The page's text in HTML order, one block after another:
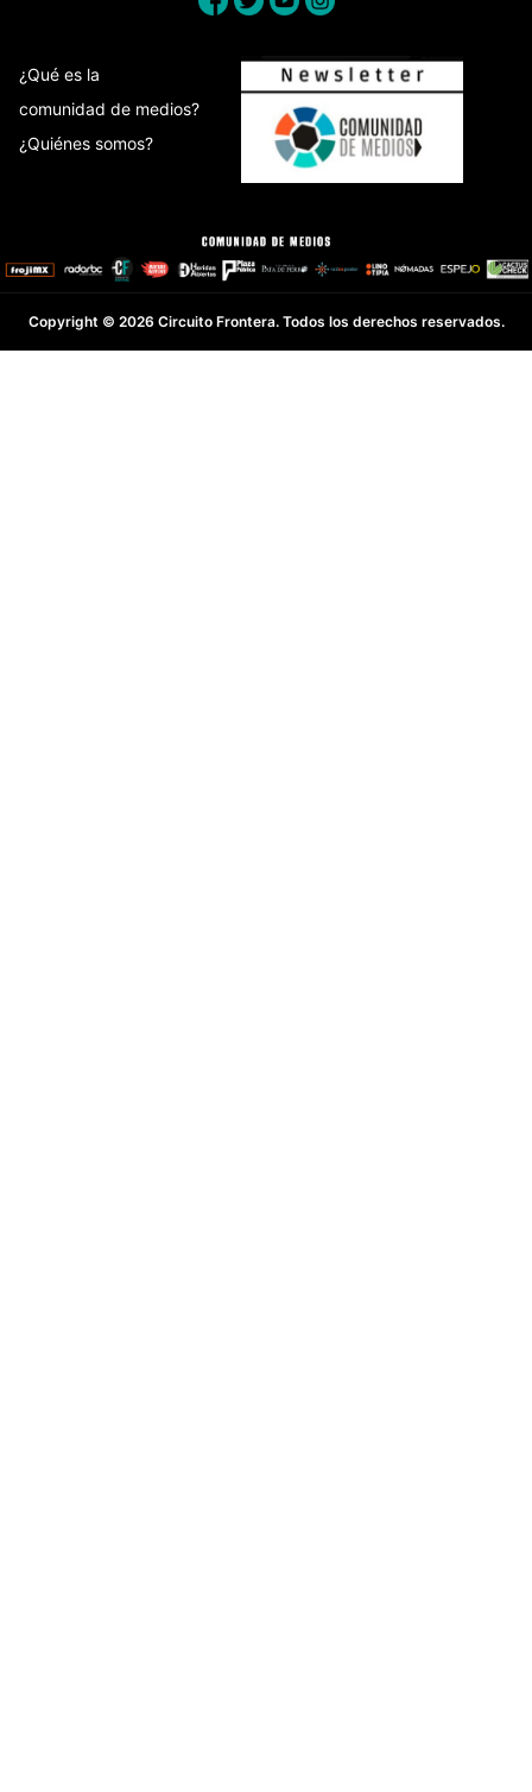
¿Qué es la
comunidad de medios?
¿Quiénes somos?
Copyright © 2026 Circuito Frontera. Todos los derechos reservados.